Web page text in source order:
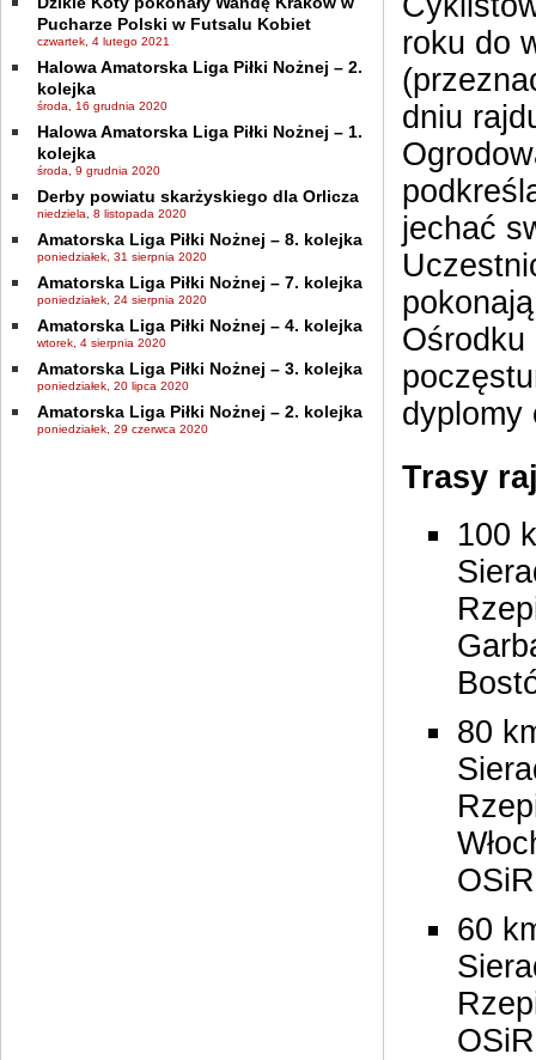
Pucharze Polski w Futsalu Kobiet
czwartek, 4 lutego 2021
Halowa Amatorska Liga Piłki Nożnej – 2.
kolejka
środa, 16 grudnia 2020
Halowa Amatorska Liga Piłki Nożnej – 1.
kolejka
środa, 9 grudnia 2020
Derby powiatu skarżyskiego dla Orlicza
niedziela, 8 listopada 2020
Amatorska Liga Piłki Nożnej – 8. kolejka
poniedziałek, 31 sierpnia 2020
Amatorska Liga Piłki Nożnej – 7. kolejka
poniedziałek, 24 sierpnia 2020
Amatorska Liga Piłki Nożnej – 4. kolejka
wtorek, 4 sierpnia 2020
Amatorska Liga Piłki Nożnej – 3. kolejka
poniedziałek, 20 lipca 2020
Amatorska Liga Piłki Nożnej – 2. kolejka
poniedziałek, 29 czerwca 2020
roku do
dniu
jechać
Ośrodku
dyplomy
Trasy
100
80
OSiR
60
OSiR